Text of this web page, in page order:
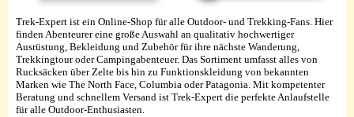
Trek-Expert ist ein Online-Shop für alle Outdoor- und Trekking-Fans. Hier
finden Abenteurer eine große Auswahl an qualitativ hochwertiger
Ausrüstung, Bekleidung und Zubehör für ihre nächste Wanderung,
Trekkingtour oder Campingabenteuer. Das Sortiment umfasst alles von
Rucksäcken über Zelte bis hin zu Funktionskleidung von bekannten
Marken wie The North Face, Columbia oder Patagonia. Mit kompetenter
Beratung und schnellem Versand ist Trek-Expert die perfekte Anlaufstelle
für alle Outdoor-Enthusiasten.